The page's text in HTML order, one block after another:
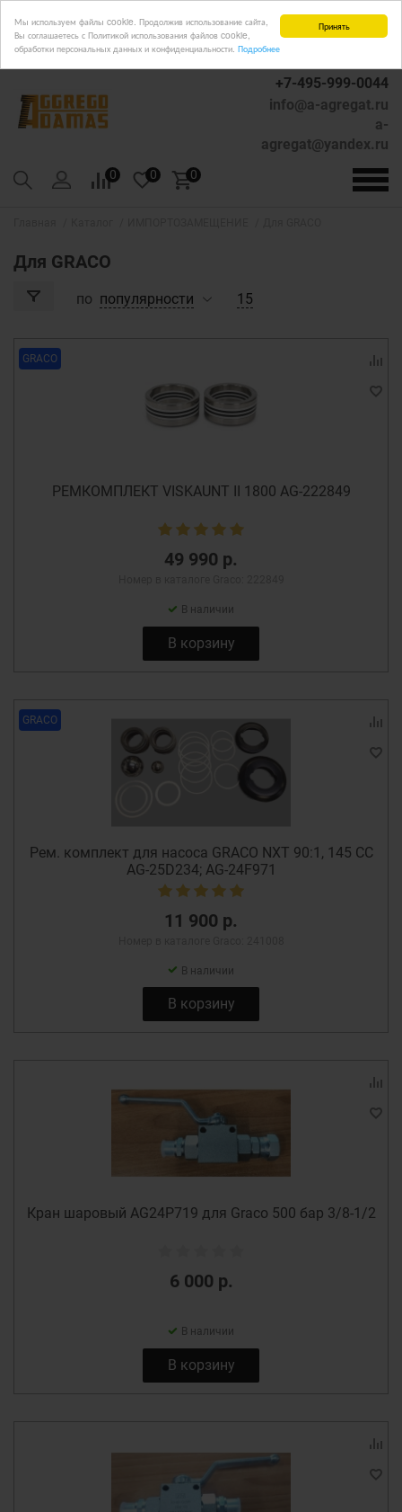
Принять
Мы используем файлы cookie. Продолжив использование сайта,
Вы соглашаетесь с Политикой использования файлов cookie,
обработки персональных данных и конфиденциальности. Подробнее
+7-495-999-0044
info@a-agregat.ru
a-
agregat@yandex.ru
0 0 0
Для GRACO
по популярности 15
GRACO
РЕМКОМПЛЕКТ VISKAUNT II 1800 AG-222849
49 990 р.
В наличии
В корзину
GRACO
Рем. комплект для насоса GRACO NXT 90:1, 145 СС
AG-25D234; AG-24F971
11 900 р.
В наличии
В корзину
Кран шаровый AG24P719 для Graco 500 бар 3/8-1/2
6 000 р.
В наличии
В корзину